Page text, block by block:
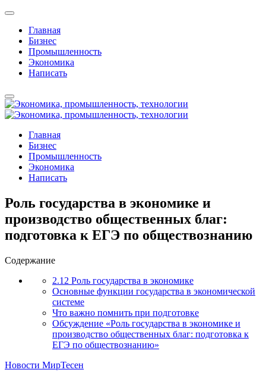
Главная
Бизнес
Промышленность
Экономика
Написать
Главная
Бизнес
Промышленность
Экономика
Написать
Роль государства в экономике и
производство общественных благ:
подготовка к ЕГЭ по обществознанию
Содержание
2.12 Роль государства в экономике
Основные функции государства в экономической
системе
Что важно помнить при подготовке
Обсуждение «Роль государства в экономике и
производство общественных благ: подготовка к
ЕГЭ по обществознанию»
Новости МирТесен